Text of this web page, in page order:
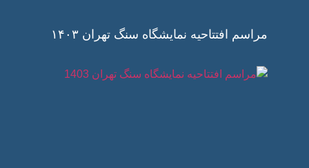
مراسم افتتاحیه نمایشگاه سنگ تهران ۱۴۰۳